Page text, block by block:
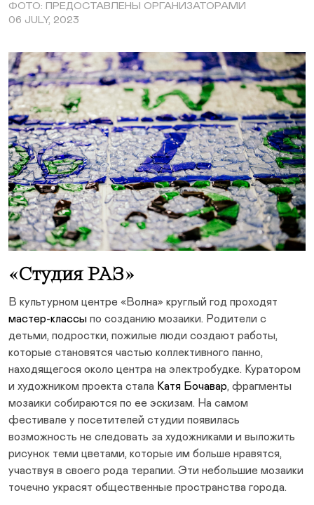
ФОТО: ПРЕДОСТАВЛЕНЫ ОРГАНИЗАТОРАМИ
06 JULY, 2023
«Студия РАЗ»
В культурном центре «Волна» круглый год проходят
мастер-классы по созданию мозаики. Родители с
детьми, подростки, пожилые люди создают работы,
которые становятся частью коллективного панно,
находящегося около центра на электробудке. Куратором
и художником проекта стала Катя Бочавар, фрагменты
мозаики собираются по ее эскизам. На самом
фестивале у посетителей студии появилась
возможность не следовать за художниками и выложить
рисунок теми цветами, которые им больше нравятся,
участвуя в своего рода терапии. Эти небольшие мозаики
точечно украсят общественные пространства города.